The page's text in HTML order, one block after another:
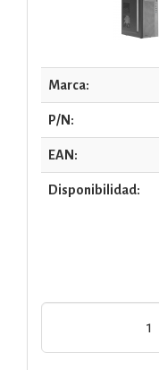
Marca:
P/N:
EAN:
Disponibilidad: